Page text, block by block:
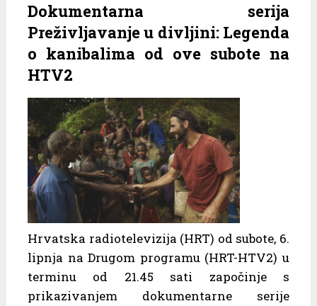
Dokumentarna serija
Preživljavanje u divljini: Legenda
o kanibalima od ove subote na
HTV2
Hrvatska radiotelevizija (HRT) od subote, 6.
lipnja na Drugom programu (HRT-HTV2) u
terminu od 21.45 sati započinje s
prikazivanjem dokumentarne serije